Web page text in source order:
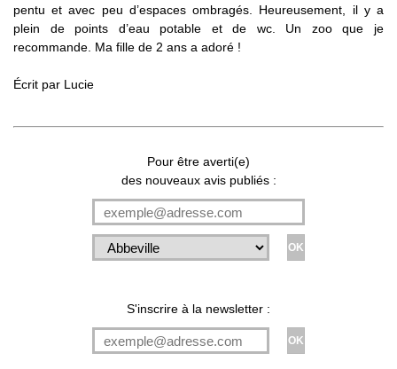
pentu et avec peu d’espaces ombragés. Heureusement, il y a
plein de points d’eau potable et de wc. Un zoo que je
recommande. Ma fille de 2 ans a adoré !
Écrit par Lucie
Pour être averti(e)
des nouveaux avis publiés :
S'inscrire à la newsletter :